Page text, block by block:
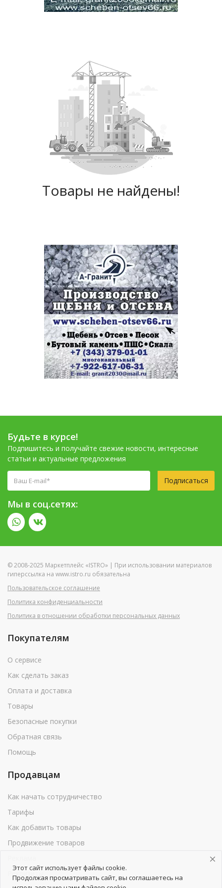
Товары не найдены!
Будьте в курсе!
Подпишитесь и получайте свежие новости, интересные
статьи и актуальные предложения
Подписаться
Мы в соц.сетях:
© 2008-2025 Маркетплейс «ISTRO» | При использовании материалов
гиперссылка на www.istro.ru обязательна
Пользовательское соглашение
Политика конфиденциальности
Политика в отношении обработки персональных данных
Покупателям
О сервисе
Как сделать заказ
Оплата и доставка
Товары
Безопасные покупки
Обратная связь
Помощь
Продавцам
Как начать сотрудничество
Тарифы
Как добавить товары
Продвижение товаров
Реквизиты
Этот сайт использует файлы cookie.
Продолжая просматривать сайт, вы соглашаетесь на